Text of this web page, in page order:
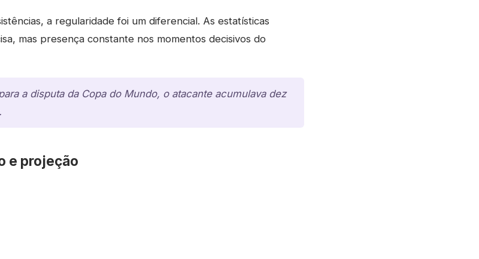
a regularidade foi um diferencial. As estatísticas
mas presença constante nos momentos decisivos do
a disputa da Copa do Mundo, o atacante acumulava dez
e projeção